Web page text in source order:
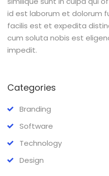
id est laborum et dolorum
facilis est et expedita
cum soluta nobis est
impedit.
Categories
Branding
Software
Technology
Design